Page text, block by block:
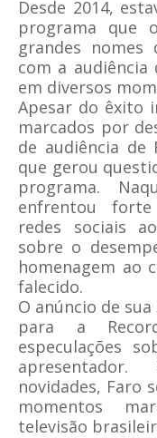
Desde 2014,
programa que
grandes nomes
com a audiência
em diversos
Apesar do êxito
marcados por
de audiência de
que gerou
programa.
enfrentou forte
redes sociais
sobre o
homenagem ao
falecido.
O anúncio de
para a
especulações
novidades, Faro
momentos
televisão